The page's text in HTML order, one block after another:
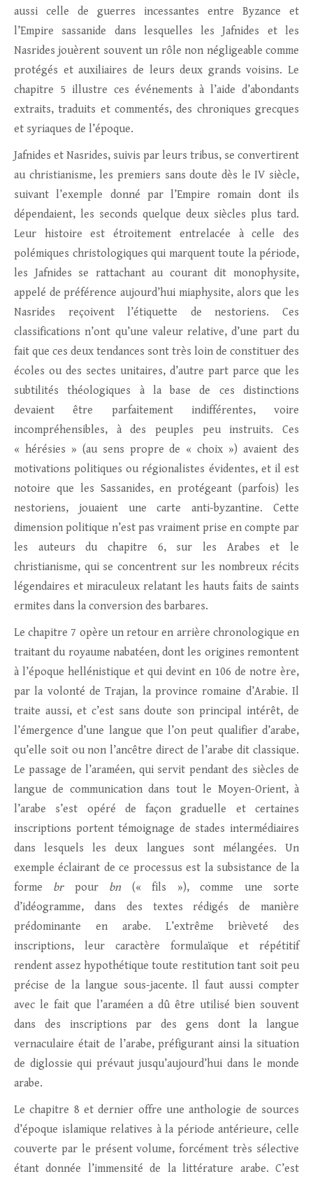
aussi celle de guerres incessantes entre Byzance et
l’Empire sassanide dans lesquelles les Jafnides et les
Nasrides jouèrent souvent un rôle non négligeable comme
protégés et auxiliaires de leurs deux grands voisins. Le
chapitre 5 illustre ces événements à l’aide d’abondants
extraits, traduits et commentés, des chroniques grecques
et syriaques de l’époque.
Jafnides et Nasrides, suivis par leurs tribus, se convertirent
au christianisme, les premiers sans doute dès le IV siècle,
suivant l’exemple donné par l’Empire romain dont ils
dépendaient, les seconds quelque deux siècles plus tard.
Leur histoire est étroitement entrelacée à celle des
polémiques christologiques qui marquent toute la période,
les Jafnides se rattachant au courant dit monophysite,
appelé de préférence aujourd’hui miaphysite, alors que les
Nasrides reçoivent l’étiquette de nestoriens. Ces
classifications n’ont qu’une valeur relative, d’une part du
fait que ces deux tendances sont très loin de constituer des
écoles ou des sectes unitaires, d’autre part parce que les
subtilités théologiques à la base de ces distinctions
devaient être parfaitement indifférentes, voire
incompréhensibles, à des peuples peu instruits. Ces
« hérésies » (au sens propre de « choix ») avaient des
motivations politiques ou régionalistes évidentes, et il est
notoire que les Sassanides, en protégeant (parfois) les
nestoriens, jouaient une carte anti-byzantine. Cette
dimension politique n’est pas vraiment prise en compte par
les auteurs du chapitre 6, sur les Arabes et le
christianisme, qui se concentrent sur les nombreux récits
légendaires et miraculeux relatant les hauts faits de saints
ermites dans la conversion des barbares.
Le chapitre 7 opère un retour en arrière chronologique en
traitant du royaume nabatéen, dont les origines remontent
à l’époque hellénistique et qui devint en 106 de notre ère,
par la volonté de Trajan, la province romaine d’Arabie. Il
traite aussi, et c’est sans doute son principal intérêt, de
l’émergence d’une langue que l’on peut qualifier d’arabe,
qu’elle soit ou non l’ancêtre direct de l’arabe dit classique.
Le passage de l’araméen, qui servit pendant des siècles de
langue de communication dans tout le Moyen-Orient, à
l’arabe s’est opéré de façon graduelle et certaines
inscriptions portent témoignage de stades intermédiaires
dans lesquels les deux langues sont mélangées. Un
exemple éclairant de ce processus est la subsistance de la
forme brpour bn (« fils »), comme une sorte
d’idéogramme, dans des textes rédigés de manière
prédominante en arabe. L’extrême brièveté des
inscriptions, leur caractère formulaïque et répétitif
rendent assez hypothétique toute restitution tant soit peu
précise de la langue sous-jacente. Il faut aussi compter
avec le fait que l’araméen a dû être utilisé bien souvent
dans des inscriptions par des gens dont la langue
vernaculaire était de l’arabe, préfigurant ainsi la situation
de diglossie qui prévaut jusqu’aujourd’hui dans le monde
arabe.
Le chapitre 8 et dernier offre une anthologie de sources
d’époque islamique relatives à la période antérieure, celle
couverte par le présent volume, forcément très sélective
étant donnée l’immensité de la littérature arabe. C’est